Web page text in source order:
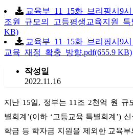
교육부_11_15화_브리핑시9
조원_규모의_고등평생교육지원_특
KB)
교육부_11_15화_브리핑시9
교육_재정_확충_방향.pdf(655.9 KB)
작성일
2022.11.16
지난 15일, 정부는 11조 2천억 원 규
별회계 ’(이하 ‘고등교육 특별회계 ’)
학금 등 학자금 지원을 제외한 교육